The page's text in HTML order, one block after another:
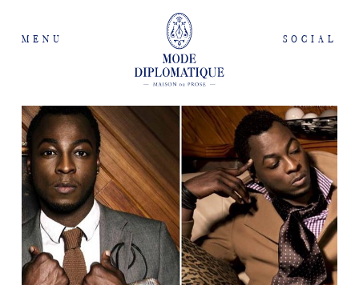
MENU SOCIAL